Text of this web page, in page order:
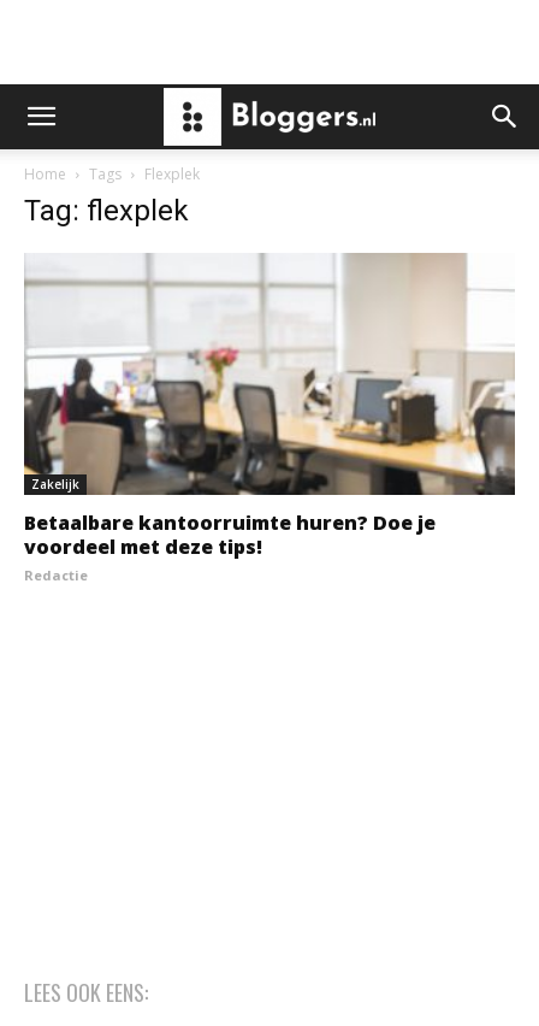
Home Tags Flexplek
Tag: flexplek
Zakelijk
Betaalbare kantoorruimte huren? Doe je
voordeel met deze tips!
Redactie
LEES OOK EENS: